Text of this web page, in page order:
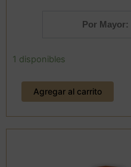
Por Mayor:
1 disponibles
Tintura
Innovationevo
ml.
BBCOS
cantidad
Agregar al carrito